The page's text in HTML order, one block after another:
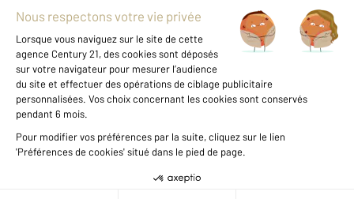
À propos
International
Nous contacter
Données personnelles